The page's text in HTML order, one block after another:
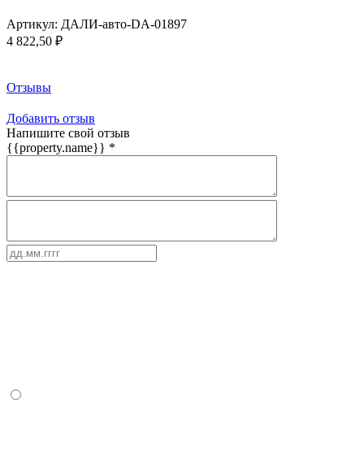
Артикул: ДАЛИ-авто-DA-01897
4 822,50 ₽
Отзывы
Добавить отзыв
Напишите свой отзыв
{{property.name}} *